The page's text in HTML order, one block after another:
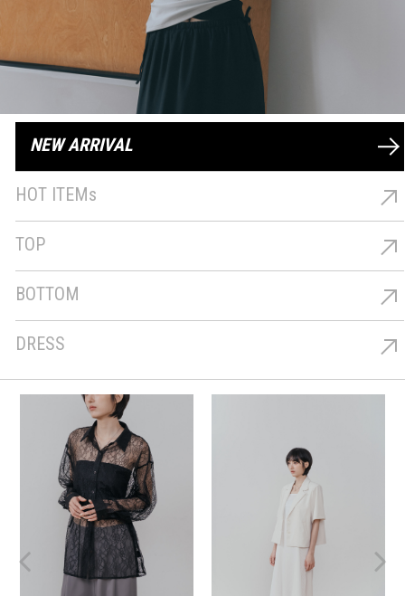
NEW ARRIVAL
HOT ITEMs
TOP
BOTTOM
DRESS
洋裝